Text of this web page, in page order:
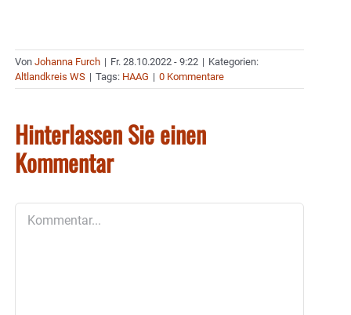
Von Johanna Furch | Fr. 28.10.2022 - 9:22 | Kategorien:
Altlandkreis WS | Tags: HAAG | 0 Kommentare
Hinterlassen Sie einen
Kommentar